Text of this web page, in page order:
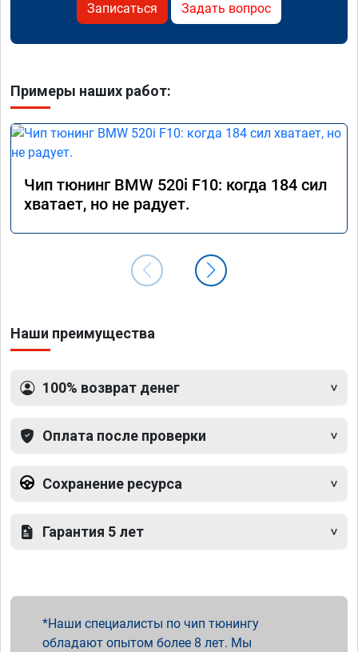
Записаться Задать вопрос
Примеры наших работ:
Чип тюнинг BMW 520i F10: когда 184 сил
хватает, но не радует.
Наши преимущества
100% возврат денег
Оплата после проверки
Сохранение ресурса
Гарантия 5 лет
Наши специалисты по чип тюнингу
обладают опытом более 8 лет. Мы